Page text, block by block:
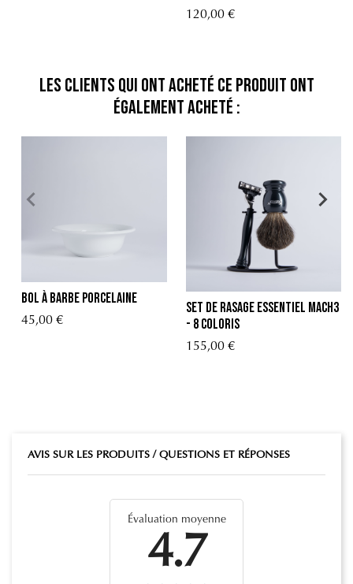
120,00 €
Les clients qui ont acheté ce produit ont
également acheté :
Bol à barbe porcelaine
45,00 €
Set de Rasage Essentiel Mach3
- 8 Coloris
155,00 €
AVIS SUR LES PRODUITS / QUESTIONS ET RÉPONSES
Évaluation moyenne
4.7